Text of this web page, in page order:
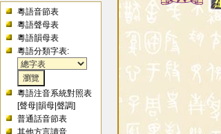
粵語音節表
粵語聲母表
粵語韻母表
粵語分類字表:
粵語注音系統對照表
[聲母 |韻母 |聲調]
普通話音節表